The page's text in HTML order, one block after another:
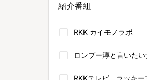
紹介番組
RKK カイモノラボ
ロンブー淳と言いたい
RKKテレビ ラッキー